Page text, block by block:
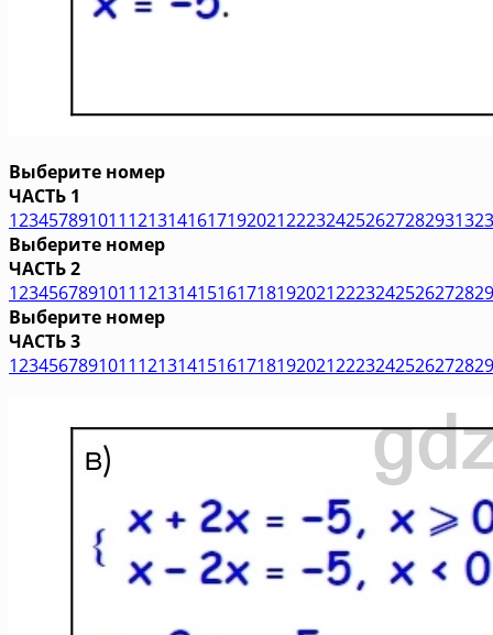
Выберите номер
ЧАСТЬ 1
123457891011121314161719202122232425262728293132
Выберите номер
ЧАСТЬ 2
1234567891011121314151617181920212223242526272829
Выберите номер
ЧАСТЬ 3
1234567891011121314151617181920212223242526272829